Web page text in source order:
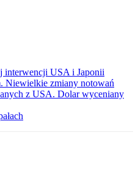
interwencji USA i Japonii
Niewielkie zmiany notowań
z USA. Dolar wyceniany